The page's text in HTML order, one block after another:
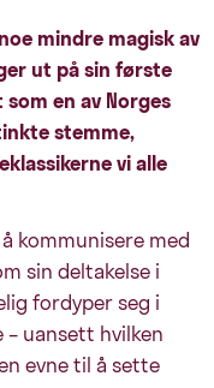
mindre magisk av
ut på sin første
en av Norges
stemme,
vi alle
kommunisere med
sin deltakelse i
fordyper seg i
uansett hvilken
evne til å sette